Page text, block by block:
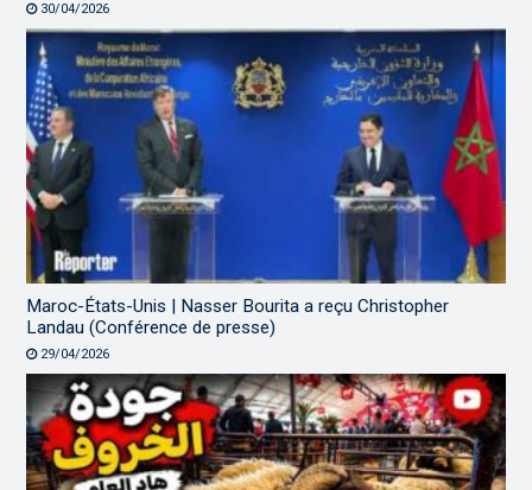
30/04/2026
Maroc-États-Unis | Nasser Bourita a reçu Christopher
Landau (Conférence de presse)
29/04/2026